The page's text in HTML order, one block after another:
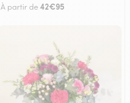
À partir de42€95